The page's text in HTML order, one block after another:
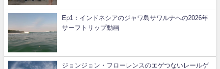
Ep1：インドネシアのジャワ島サワルナへの2026年
サーフトリップ動画
ジョンジョン・フローレンスのエゲつないレールゲ